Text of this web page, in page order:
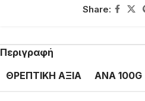
Share:
Περιγραφή
ΘΡΕΠΤΙΚΗ ΑΞΙΑ
ΑΝΑ 100G